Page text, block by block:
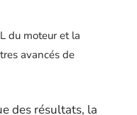
du moteur et la
avancés de
des résultats, la